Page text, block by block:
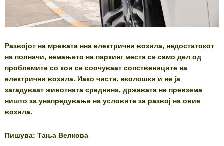
Развојот на мрежата нна електрични возила, недостатокот
на полначи, немањето на паркинг места се само дел од
проблемите со кои се соочуваат сопствениците на
електрични возила. Иако чисти, еколошки и не ја
загадуваат животната среднина, државата не превзема
ништо за унапредување на условите за развој на овие
возила.
Пишува: Тања Велкова